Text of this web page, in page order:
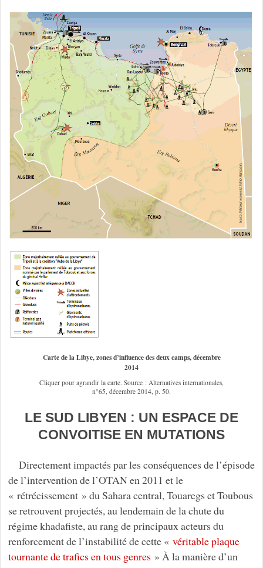
Carte de la Libye, zones d’influence des deux camps, décembre
2014
Cliquer pour agrandir la carte. Source : Alternatives internationales,
n°65, décembre 2014, p. 50.
LE SUD LIBYEN : UN ESPACE DE
CONVOITISE EN MUTATIONS
Directement impactés par les conséquences de l’épisode
de l’intervention de l’OTAN en 2011 et le
« rétrécissement » du Sahara central, Touaregs et Toubous
se retrouvent projectés, au lendemain de la chute du
régime khadafiste, au rang de principaux acteurs du
renforcement de l’instabilité de cette « véritable plaque
tournante de trafics en tous genres» À la manière d’un